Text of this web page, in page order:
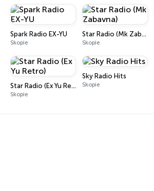
Spark Radio EX-YU
Skopie
Star Radio (Mk Zabavna)
Skopie
Star Radio (Ex Yu Retro)
Skopie
Sky Radio Hits
Skopie